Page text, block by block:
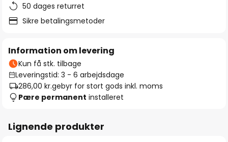
50 dages returret
Sikre betalingsmetoder
Information om levering
Kun få stk. tilbage
Leveringstid: 3 - 6 arbejdsdage
286,00 kr.gebyr for stort gods inkl. moms
Pære permanent installeret
Lignende produkter